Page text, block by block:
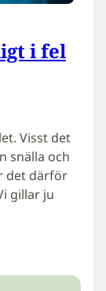
i fel
Visst det
snälla och
det därför
gillar ju